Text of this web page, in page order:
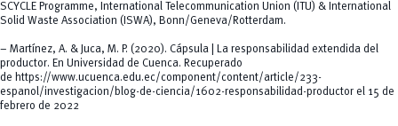
SCYCLE Programme, International Telecommunication Union (ITU) & International
Solid Waste Association (ISWA), Bonn/Geneva/Rotterdam.
– Martínez, A. & Juca, M. P. (2020). Cápsula | La responsabilidad extendida del
productor. En Universidad de Cuenca. Recuperado
de https://www.ucuenca.edu.ec/component/content/article/233-
espanol/investigacion/blog-de-ciencia/1602-responsabilidad-productor el 15 de
febrero de 2022